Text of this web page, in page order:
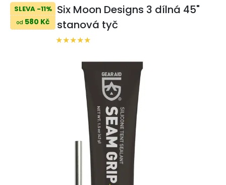
SLEVA -11%
od 580 Kč
Six Moon Designs 3 dílná 45"
stanová tyč